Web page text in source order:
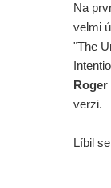
Na
velmi
"The
verzi.
Líbil